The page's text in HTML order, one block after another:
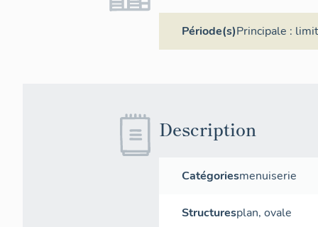
Période(s)Principale :
Description
Catégoriesmenuiserie
Structuresplan, ovale